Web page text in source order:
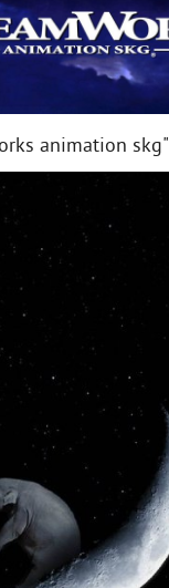
animation skg"